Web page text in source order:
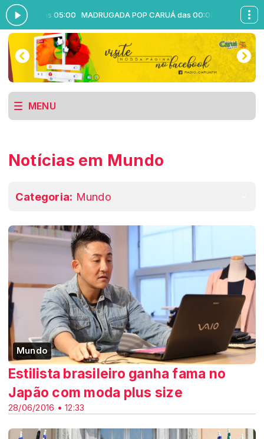
às 05:00 MADRUGADA POP CARUÁ das 00:00 às 05:00
MENU
Notícias em Mundo
Categoria: Mundo
Mundo
28/06/2016 • 12:33
Estilista brasileiro ganha fama no
Japão com moda plus size